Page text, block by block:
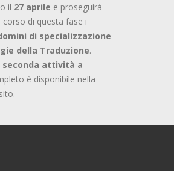
il 27 aprile e proseguirà
di questa fase i
di specializzazione
della Traduzione.
seconda attività a
è disponibile nella